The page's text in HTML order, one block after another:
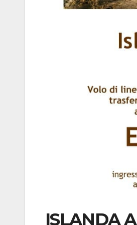
ISLANDA